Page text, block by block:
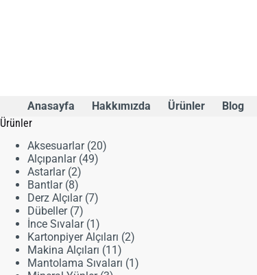
Anasayfa Hakkımızda Ürünler Blog
Ürünler
Aksesuarlar 2020
Alçıpanlar 4949
Astarlar 22
ürün
Bantlar 88
ürün
Derz Alçılar 77
Dübeller 77
ürün
İnce Sıvalar 1 1
ürün
Kartonpiyer Alçıları 22
Makina Alçıları 11 11
ürün
Mantolama Sıvaları 1 1